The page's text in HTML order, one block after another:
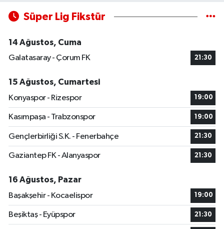
Süper Lig Fikstür
14 Ağustos, Cuma
Galatasaray - Çorum FK
21:30
15 Ağustos, Cumartesi
Konyaspor - Rizespor
19:00
Kasımpaşa - Trabzonspor 19:00
Gençlerbirliği S.K. - Fenerbahçe 21:30
Gaziantep FK - Alanyaspor 21:30
16 Ağustos, Pazar
Başakşehir - Kocaelispor
19:00
Beşiktaş - Eyüpspor 21:30